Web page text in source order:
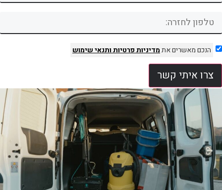
הנכם מאשרים אתמדיניות פרטיותותנאי שימוש
צרו איתי קשר